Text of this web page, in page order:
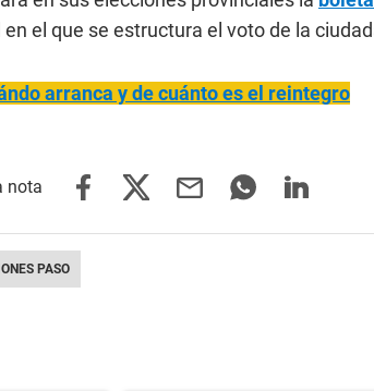
el que se estructura el voto de la
arranca y de cuánto es el reintegro
PASO